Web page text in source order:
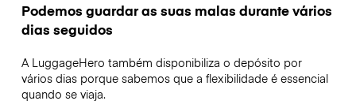
Podemos guardar as suas malas durante vários
dias seguidos
A LuggageHero também disponibiliza o depósito por
vários dias porque sabemos que a flexibilidade é essencial
quando se viaja.